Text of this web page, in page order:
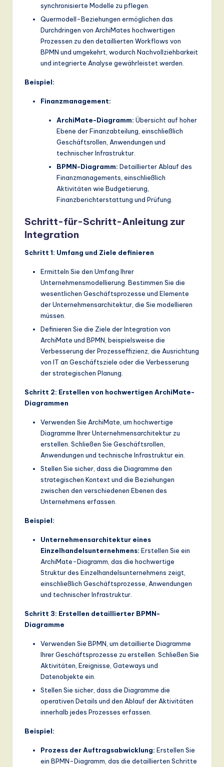
synchronisierte Modelle zu pflegen.
Quermodell-Beziehungen ermöglichen das
Durchdringen von ArchiMates hochwertigen
Prozessen zu den detaillierten Workflows von
BPMN und umgekehrt, wodurch Nachvollziehbarkeit
und integrierte Analyse gewährleistet werden.
Beispiel:
Finanzmanagement:
ArchiMate-Diagramm: Übersicht auf hoher
Ebene der Finanzabteilung, einschließlich
Geschäftsrollen, Anwendungen und
technischer Infrastruktur.
BPMN-Diagramm: Detaillierter Ablauf des
Finanzmanagements, einschließlich
Aktivitäten wie Budgetierung,
Finanzberichterstattung und Prüfung.
Schritt-für-Schritt-Anleitung zur
Integration
Schritt 1: Umfang und Ziele definieren
Ermitteln Sie den Umfang Ihrer
Unternehmensmodellierung. Bestimmen Sie die
wesentlichen Geschäftsprozesse und Elemente
der Unternehmensarchitektur, die Sie modellieren
müssen.
Definieren Sie die Ziele der Integration von
ArchiMate und BPMN, beispielsweise die
Verbesserung der Prozesseffizienz, die Ausrichtung
von IT an Geschäftsziele oder die Verbesserung
der strategischen Planung.
Schritt 2: Erstellen von hochwertigen ArchiMate-
Diagrammen
Verwenden Sie ArchiMate, um hochwertige
Diagramme Ihrer Unternehmensarchitektur zu
erstellen. Schließen Sie Geschäftsrollen,
Anwendungen und technische Infrastruktur ein.
Stellen Sie sicher, dass die Diagramme den
strategischen Kontext und die Beziehungen
zwischen den verschiedenen Ebenen des
Unternehmens erfassen.
Beispiel:
Unternehmensarchitektur eines
Einzelhandelsunternehmens: Erstellen Sie ein
ArchiMate-Diagramm, das die hochwertige
Struktur des Einzelhandelsunternehmens zeigt,
einschließlich Geschäftsprozesse, Anwendungen
und technischer Infrastruktur.
Schritt 3: Erstellen detaillierter BPMN-
Diagramme
Verwenden Sie BPMN, um detaillierte Diagramme
Ihrer Geschäftsprozesse zu erstellen. Schließen Sie
Aktivitäten, Ereignisse, Gateways und
Datenobjekte ein.
Stellen Sie sicher, dass die Diagramme die
operativen Details und den Ablauf der Aktivitäten
innerhalb jedes Prozesses erfassen.
Beispiel:
Prozess der Auftragsabwicklung: Erstellen Sie
ein BPMN-Diagramm, das die detaillierten Schritte